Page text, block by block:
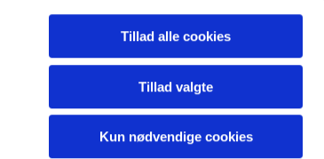
Tillad alle cookies
Tillad valgte
Kun nødvendige cookies